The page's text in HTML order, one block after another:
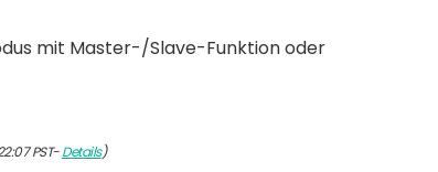
mit Master-/Slave-Funktion oder
PST-Details)